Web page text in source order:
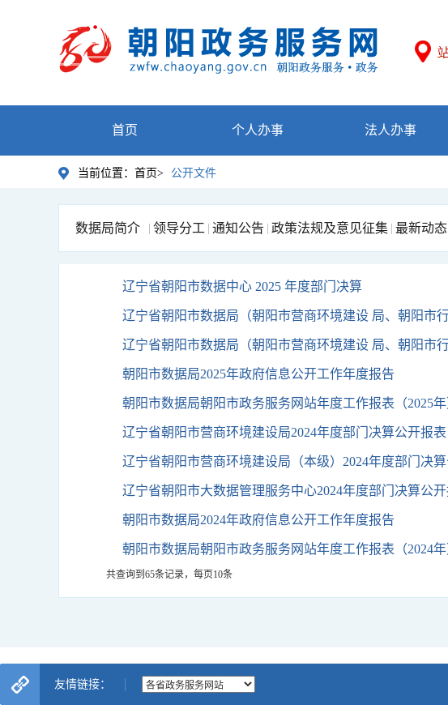
首页 个人办事 法人办事
当前位置： 首页> 公开文件
数据局简介 领导分工 通知公告 政策法规及意见征集 最新动态
友情链接：